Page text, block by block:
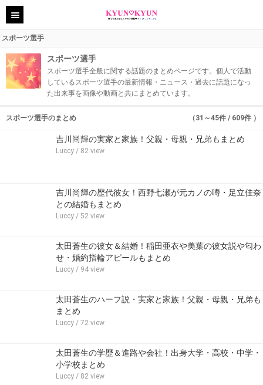
スポーツ選手
スポーツ選手
スポーツ選手全般に関する話題のまとめページです。個人で活動
しているスポーツ選手の最新情報・ニュース・過去に話題になっ
た出来事を画像や動画と共にまとめています。
スポーツ選手のまとめ （31～45件 / 609件 ）
吉川尚輝の実家と家族！父親・母親・兄弟もまとめ
Luccy / 82 view
吉川尚輝の歴代彼女！西野七瀬が元カノの噂・足立佳奈
との結婚もまとめ
Luccy / 52 view
太田蒼生の彼女＆結婚！稲田亜衣や美葉の彼女説や匂わ
せ・婚約指輪アピールもまとめ
Luccy / 94 view
太田蒼生のハーフ説・実家と家族！父親・母親・兄弟も
まとめ
Luccy / 72 view
太田蒼生の学歴＆進路や会社！出身大学・高校・中学・
小学校まとめ
Luccy / 82 view